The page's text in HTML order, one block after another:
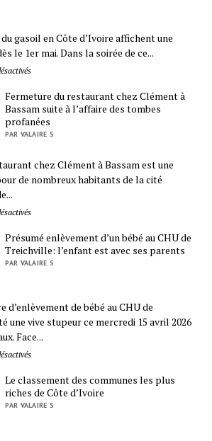
gasoil en Côte d’Ivoire affichent une
le 1er mai. Dans la soirée de ce...
Fermeture du restaurant chez Clément à
Bassam suite à l’affaire des tombes
profanées
PAR VALAIRE S
chez Clément à Bassam est une
de nombreux habitants de la cité
Présumé enlèvement d’un bébé au CHU de
Treichville: l’enfant est avec ses parents
PAR VALAIRE S
d’enlèvement de bébé au CHU de
une vive stupeur ce mercredi 15 avril 2026
Face...
Le classement des communes les plus
riches de Côte d’Ivoire
PAR VALAIRE S